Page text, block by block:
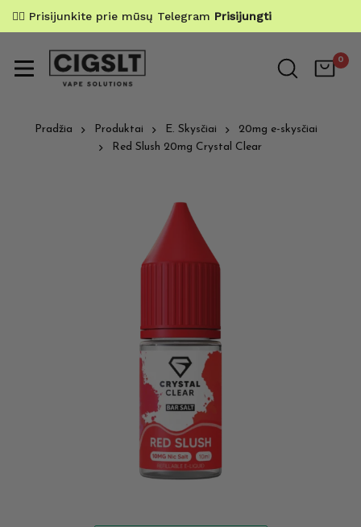
✌🏼 Prisijunkite prie mūsų Telegram Prisijungti
0
Pradžia Produktai E. Skysčiai
20mg e-skysčiai
Red Slush 20mg Crystal Clear